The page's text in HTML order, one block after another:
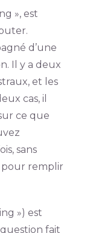
», est
d’une
Il y a deux
et les
cas, il
ce que
sans
pour remplir
») est
fait